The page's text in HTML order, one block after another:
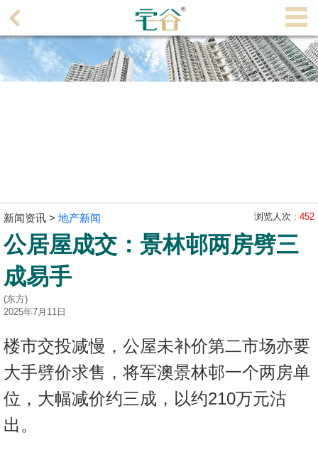
理
页
业
主
放
盘
宅
谷
揭
地
产
博
客
新闻资讯 > 地产新闻 浏览人次 : 452
公居屋成交：景林邨两房劈三
成易手
(东方)
2025年7月11日
楼市交投减慢，公屋未补价第二市场亦要
大手劈价求售，将军澳景林邨一个两房单
位，大幅减价约三成，以约210万元沽
出。